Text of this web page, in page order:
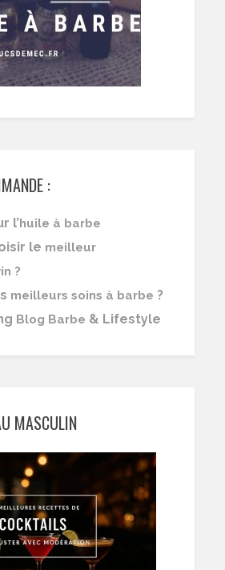
:
l’huile à barbe
le meilleur
?
meilleurs soins à barbe ?
Blog Barbe & Lifestyle
MASCULIN